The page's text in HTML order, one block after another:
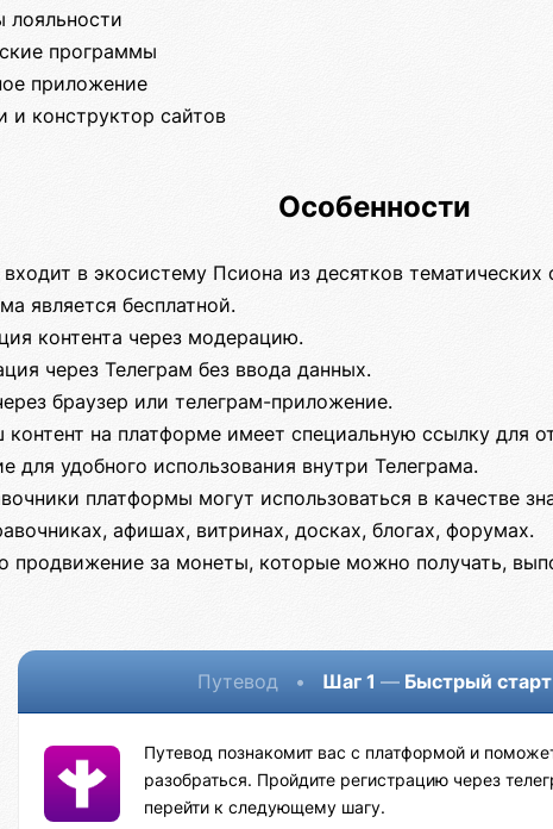
лояльности
программы
приложение
и конструктор сайтов
Особенности
входит в экосистему Псиона из десятков
является бесплатной.
контента через модерацию.
через Телеграм без ввода данных.
браузер или телеграм-приложение.
контент на платформе имеет специальную ссылку для
для удобного использования внутри Телеграма.
платформы могут использоваться в качестве
афишах, витринах, досках, блогах, форумах.
продвижение за монеты, которые можно получать,
Путевод • Шаг 1 — Быстрый старт
Путевод познакомит вас с платформой и
разобраться. Пройдите регистрацию через
перейти к следующему шагу.